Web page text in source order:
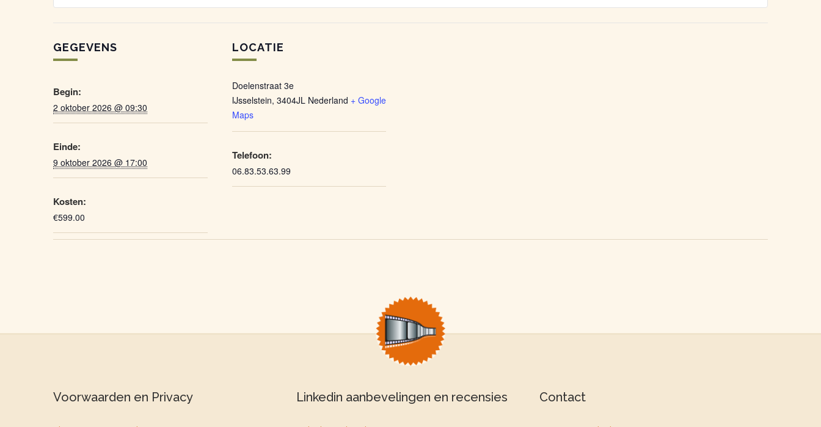
GEGEVENS
Begin:
2 oktober 2026 @ 09:30
Einde:
9 oktober 2026 @ 17:00
Kosten:
€599.00
LOCATIE
Doelenstraat 3e
IJsselstein, 3404JL Nederland + Google
Maps
Telefoon:
06.83.53.63.99
Voorwaarden en Privacy Linkedin aanbevelingen en recensies Contact